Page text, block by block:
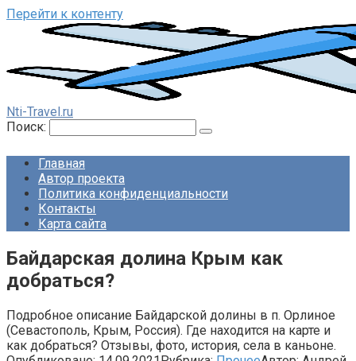
Перейти к контенту
Nti-Travel.ru
Поиск:
Главная
Автор проекта
Политика конфиденциальности
Контакты
Карта сайта
Байдарская долина Крым как
добраться?
Подробное описание Байдарской долины в п. Орлиное
(Севастополь, Крым, Россия). Где находится на карте и
как добраться? Отзывы, фото, история, села в каньоне.